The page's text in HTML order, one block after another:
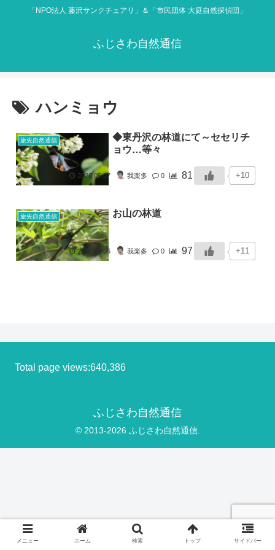
「NPO法人 藤沢サンクチュアリ」＆「市民団体 大庭自然探偵団」
ふじさわ自然通信
ハンミョウ
旅先自然通信
◆東丹沢の林道にて～セセリチ
ョウ…等々
2026.05.07 我楽多 0 81 +10
旅先自然通信 お山の林道
2025.05.06 我楽多 0 97 +11
Total page views:640,386
ふじさわ自然通信
© 2013-2026 ふじさわ自然通信.
メニュー ホーム 検索 トップ サイドバー